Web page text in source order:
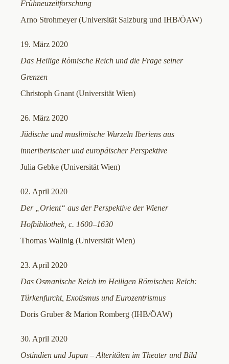
Frühneuzeitforschung
Arno Strohmeyer (Universität Salzburg und IHB/ÖAW)
19. März 2020
Das Heilige Römische Reich und die Frage seiner
Grenzen
Christoph Gnant (Universität Wien)
26. März 2020
Jüdische und muslimische Wurzeln Iberiens aus
inneriberischer und europäischer Perspektive
Julia Gebke (Universität Wien)
02. April 2020
Der „Orient“ aus der Perspektive der Wiener
Hofbibliothek, c. 1600–1630
Thomas Wallnig (Universität Wien)
23. April 2020
Das Osmanische Reich im Heiligen Römischen Reich:
Türkenfurcht, Exotismus und Eurozentrismus
Doris Gruber & Marion Romberg (IHB/ÖAW)
30. April 2020
Ostindien und Japan – Alteritäten im Theater und Bild